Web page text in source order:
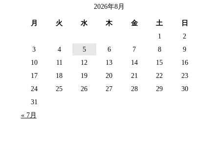
2026年8月
月 火 水 木 金 土
日
1
2
3
4 5 6 7 8
9
10
11 12 13 14 15
16
17
18 19 20 21 22
23
24
25 26 27 28 29
30
31
« 7月